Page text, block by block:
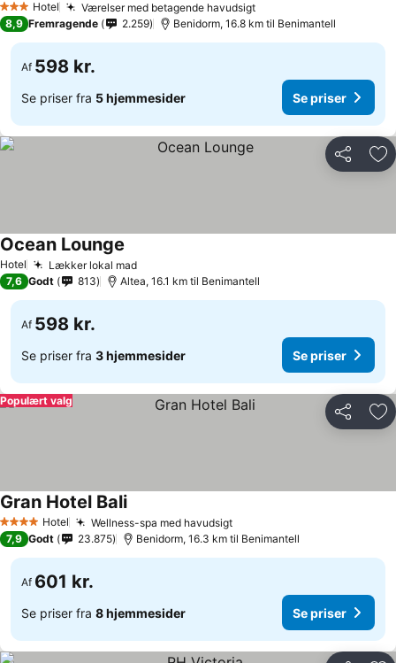
3 StjernerHotel Værelser med betagende havudsigtSe priser
8,9 Fremragende 2.259 Benidorm, 16.8 km til Benimantell
Af 598 kr.
Se priser fra 5 hjemmesider Se priser
Del
Hotel Lækker lokal madSe priser
Ocean Lounge
7,6 Godt 813 Altea, 16.1 km til Benimantell
Af 598 kr.
Se priser fra 3 hjemmesider Se priser
Del
Populært valg
4 StjernerHotel Wellness-spa med havudsigtSe priser
Gran Hotel BaliSe priser
7,9 Godt 23.875 Benidorm, 16.3 km til Benimantell
Af 601 kr.
Se priser fra 8 hjemmesider Se priser